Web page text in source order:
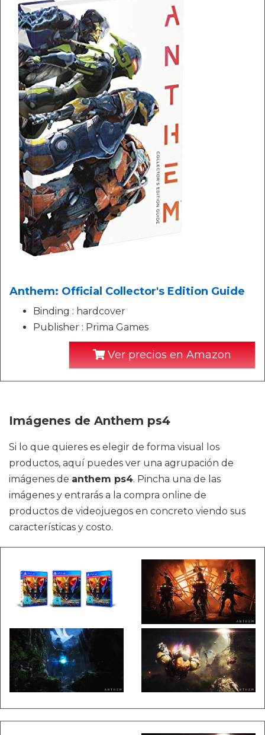
Anthem: Official Collector's Edition Guide
Binding : hardcover
Publisher : Prima Games
Ver precios en Amazon
Imágenes de Anthem ps4
Si lo que quieres es elegir de forma visual los
productos, aquí puedes ver una agrupación de
imágenes de anthem ps4. Pincha una de las
imágenes y entrarás a la compra online de
productos de videojuegos en concreto viendo sus
características y costo.